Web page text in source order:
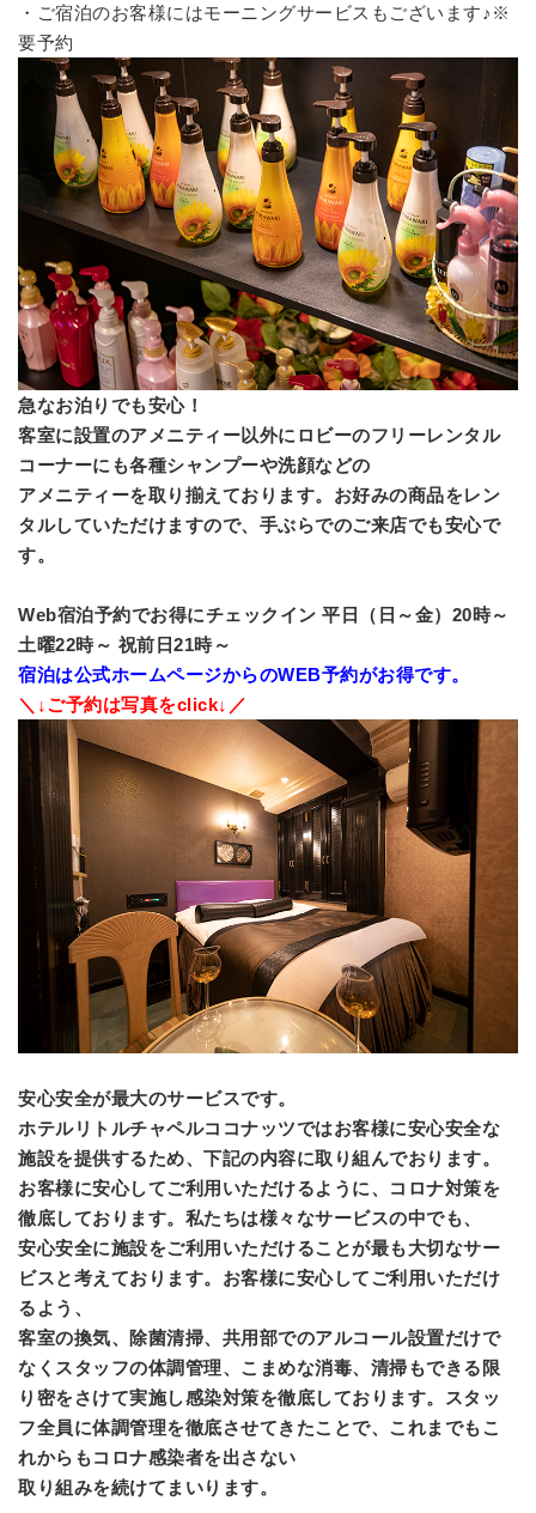
・ご宿泊のお客様にはモーニングサービスもございます♪※
要予約
急なお泊りでも安心！
客室に設置のアメニティー以外にロビーのフリーレンタル
コーナーにも各種シャンプーや洗顔などの
アメニティーを取り揃えております。お好みの商品をレン
タルしていただけますので、手ぶらでのご来店でも安心で
す。
Web宿泊予約でお得にチェックイン 平日（日～金）20時～
土曜22時～ 祝前日21時～
宿泊は公式ホームページからのWEB予約がお得です。
＼↓ご予約は写真をclick↓／
安心安全が最大のサービスです。
ホテルリトルチャペルココナッツではお客様に安心安全な
施設を提供するため、下記の内容に取り組んでおります。
お客様に安心してご利用いただけるように、コロナ対策を
徹底しております。私たちは様々なサービスの中でも、
安心安全に施設をご利用いただけることが最も大切なサー
ビスと考えております。お客様に安心してご利用いただけ
るよう、
客室の換気、除菌清掃、共用部でのアルコール設置だけで
なくスタッフの体調管理、こまめな消毒、清掃もできる限
り密をさけて実施し感染対策を徹底しております。スタッ
フ全員に体調管理を徹底させてきたことで、これまでもこ
れからもコロナ感染者を出さない
取り組みを続けてまいります。